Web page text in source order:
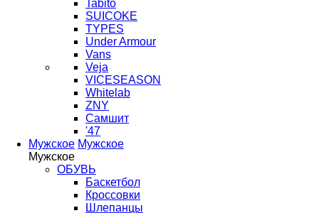
Tabito
SUICOKE
TYPES
Under Armour
Vans
Veja
VICESEASON
Whitelab
ZNY
Самшит
'47
Мужское Мужское
Мужское
ОБУВЬ
Баскетбол
Кроссовки
Шлепанцы